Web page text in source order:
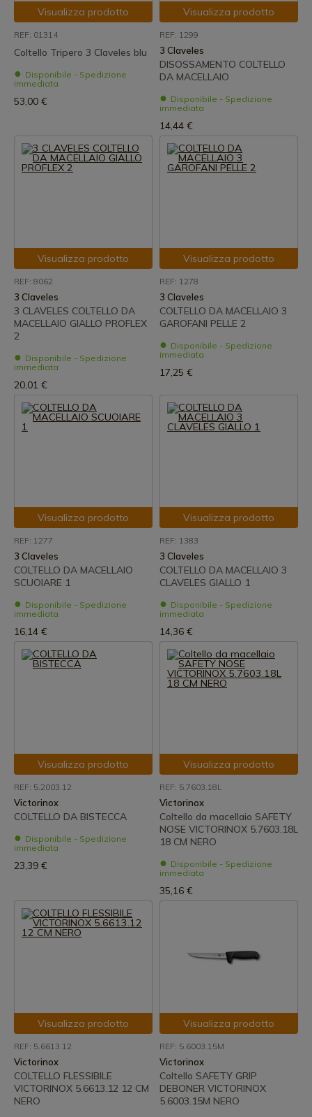
Visualizza prodotto
REF: 01314
Coltello Tripero 3 Claveles blu
Disponibile - Spedizione
immediata
53,00 €
Visualizza prodotto
REF: 1299
3 Claveles
DISOSSAMENTO COLTELLO
DA MACELLAIO
Disponibile - Spedizione
immediata
14,44 €
Visualizza prodotto
REF: 8062
3 Claveles
3 CLAVELES COLTELLO DA
MACELLAIO GIALLO PROFLEX
2
Disponibile - Spedizione
immediata
20,01 €
Visualizza prodotto
REF: 1278
3 Claveles
COLTELLO DA MACELLAIO 3
GAROFANI PELLE 2
Disponibile - Spedizione
immediata
17,25 €
Visualizza prodotto
REF: 1277
3 Claveles
COLTELLO DA MACELLAIO
SCUOIARE 1
Disponibile - Spedizione
immediata
16,14 €
Visualizza prodotto
REF: 1383
3 Claveles
COLTELLO DA MACELLAIO 3
CLAVELES GIALLO 1
Disponibile - Spedizione
immediata
14,36 €
Visualizza prodotto
REF: 5.2003.12
Victorinox
COLTELLO DA BISTECCA
Disponibile - Spedizione
immediata
23,39 €
Visualizza prodotto
REF: 5.7603.18L
Victorinox
Coltello da macellaio SAFETY
NOSE VICTORINOX 5.7603.18L
18 CM NERO
Disponibile - Spedizione
immediata
35,16 €
Visualizza prodotto
REF: 5.6613.12
Victorinox
COLTELLO FLESSIBILE
VICTORINOX 5.6613.12 12 CM
NERO
Visualizza prodotto
REF: 5.6003.15M
Victorinox
Coltello SAFETY GRIP
DEBONER VICTORINOX
5.6003.15M NERO